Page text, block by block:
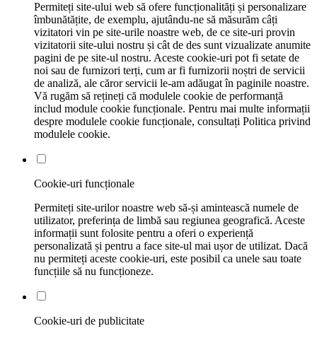
Permiteți site-ului web să ofere funcționalități și personalizare
îmbunătățite, de exemplu, ajutându-ne să măsurăm câți
vizitatori vin pe site-urile noastre web, de ce site-uri provin
vizitatorii site-ului nostru și cât de des sunt vizualizate anumite
pagini de pe site-ul nostru. Aceste cookie-uri pot fi setate de
noi sau de furnizori terți, cum ar fi furnizorii noștri de servicii
de analiză, ale căror servicii le-am adăugat în paginile noastre.
Vă rugăm să rețineți că modulele cookie de performanță
includ module cookie funcționale. Pentru mai multe informații
despre modulele cookie funcționale, consultați Politica privind
modulele cookie.
Cookie-uri funcționale
Permiteți site-urilor noastre web să-și amintească numele de
utilizator, preferința de limbă sau regiunea geografică. Aceste
informații sunt folosite pentru a oferi o experiență
personalizată și pentru a face site-ul mai ușor de utilizat. Dacă
nu permiteți aceste cookie-uri, este posibil ca unele sau toate
funcțiile să nu funcționeze.
Cookie-uri de publicitate